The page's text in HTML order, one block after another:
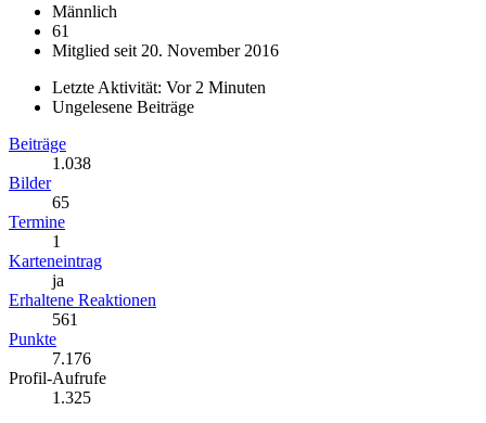
Männlich
61
Mitglied seit 20. November 2016
Letzte Aktivität: Vor 2 Minuten
Ungelesene Beiträge
Beiträge
1.038
Bilder
65
Termine
1
Karteneintrag
ja
Erhaltene Reaktionen
561
Punkte
7.176
Profil-Aufrufe
1.325